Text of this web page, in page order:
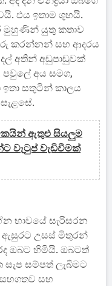
එය ඉතාම ශුභයි.
මුහුණින් යුතු කතාව
කරන්නන් සහ ආදරය
අතින් අඩුපාඩුවක්
අය සමග,
සතුටින් කාලය
ඇතුළු සියලුම
වැටුප් වැඩිවීමක්
භාවයේ සැරිසරන
ඇසුරට උසස් මිතුරන්
ඔබට හිමියි. ඔබටත්
සම්පත් ලැබීමට
සහගතව සහ